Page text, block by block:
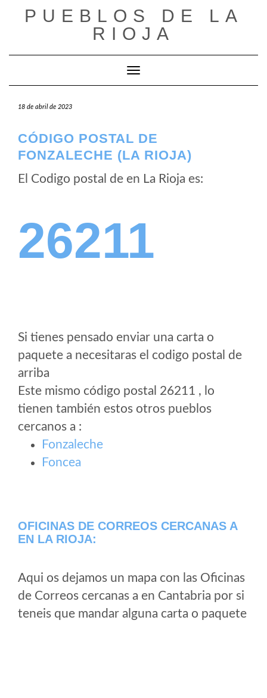
PUEBLOS DE LA
RIOJA
Cambiar modo de navegación
18 de abril de 2023
CÓDIGO POSTAL DE
FONZALECHE (LA RIOJA)
El Codigo postal de en La Rioja es:
26211
Si tienes pensado enviar una carta o
paquete a necesitaras el codigo postal de
arriba
Este mismo código postal 26211 , lo
tienen también estos otros pueblos
cercanos a :
Fonzaleche
Foncea
OFICINAS DE CORREOS CERCANAS A
EN LA RIOJA:
Aqui os dejamos un mapa con las Oficinas
de Correos cercanas a en Cantabria por si
teneis que mandar alguna carta o paquete